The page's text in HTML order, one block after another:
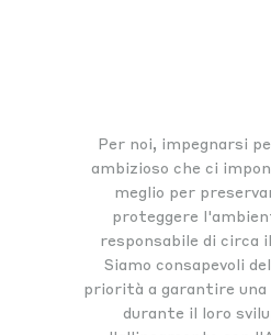
Per noi, impegnarsi
ambizioso che ci
meglio per
proteggere
responsabile di circa
Siamo consapevoli
priorità a garantire una
durante il loro